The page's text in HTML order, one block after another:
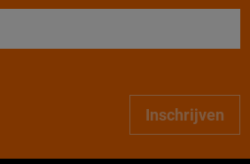
Inschrijven